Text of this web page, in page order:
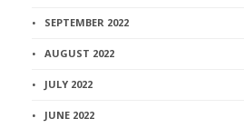
SEPTEMBER 2022
AUGUST 2022
JULY 2022
JUNE 2022